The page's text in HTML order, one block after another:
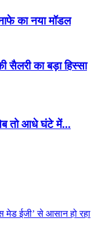
का नया मॉडल
सैलरी का बड़ा हिस्सा
तो आधे घंटे में...
मेड ईजी’ से आसान हो रहा